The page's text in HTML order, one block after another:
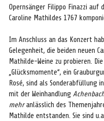
Opernsänger Filippo Finazzi auf
Caroline Mathildes 1767
Im Anschluss an das Konzert
Gelegenheit, die beiden neuen
Mathilde-Weine zu probieren. Die
„Glücksmomente“, ein
Rosé, sind als Sonderabfüllung
mit der Weinhandlung
mehr anlässlich des
Mathilde entstanden. Sie sind